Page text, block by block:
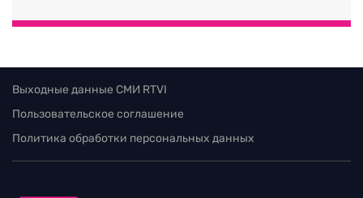
Выходные данные СМИ RTVI
Пользовательское соглашение
Политика обработки персональных данных